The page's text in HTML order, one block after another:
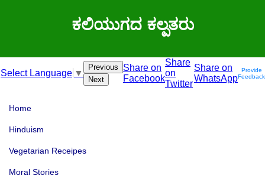
ಕಲಿಯುಗದ ಕಲ್ಪತರು
Select Language ▼
Previous
Next
Share on
Facebook
Share
on
Twitter
Share on
WhatsApp
Provide
Feedback
Home
Hinduism
Vegetarian Receipes
Moral Stories